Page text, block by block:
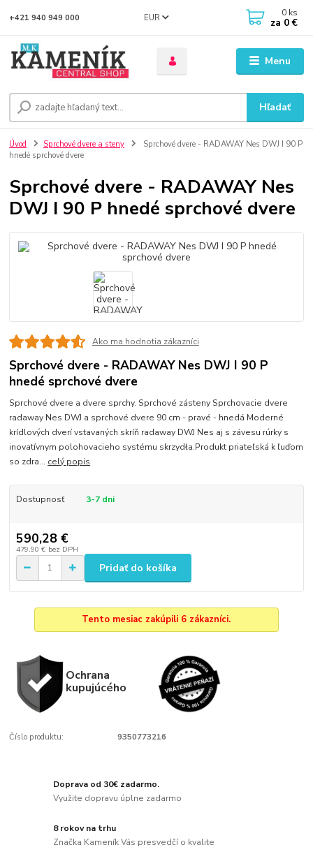
Menu
EUR
Hľadať
+421 940 949 000 0 ks
za 0 €
Úvod Sprchové dvere a steny
Sprchové dvere - RADAWAY Nes DWJ I 90 P
hnedé sprchové dvere
Sprchové dvere - RADAWAY Nes
DWJ I 90 P hnedé sprchové dvere
Ako ma hodnotia zákazníci
Sprchové dvere - RADAWAY Nes DWJ I 90 P
hnedé sprchové dvere
Sprchové dvere a dvere sprchy. Sprchové zásteny Sprchovacie dvere
radaway Nes DWJ a sprchové dvere 90 cm - pravé - hnedá Moderné
krídlových dverí vstavaných skríň radaway DWJ Nes aj s závesu rúrky s
inovatívnym polohovacieho systému skrzydła.Produkt priateľská k ľuďom
so zdra... celý popis
Dostupnosť 3-7 dni
590,28 €
479,90 € bez DPH
Pridať do košíka
Tento mesiac zakúpili 6 zákazníci.
Ochrana
kupujúcého
Číslo produktu: 9350773216
Doprava od 30€ zadarmo.
Využite dopravu úplne zadarmo
8 rokov na trhu
Značka Kameník Vás presvedčí o kvalite